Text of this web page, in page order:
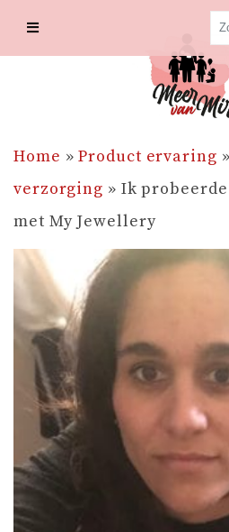
Home »Product ervaring
verzorging » Ik
met My Jewellery